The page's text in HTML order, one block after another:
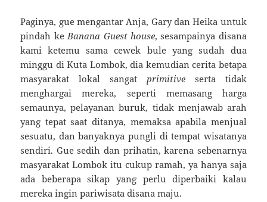
Paginya, gue mengantar Anja, Gary dan Heika untuk
pindah keBanana Guest house, sesampainya disana
kami ketemu sama cewek bule yang sudah dua
minggu di Kuta Lombok, dia kemudian cerita betapa
masyarakat lokal sangat primitiveserta tidak
menghargai mereka, seperti memasang harga
semaunya, pelayanan buruk, tidak menjawab arah
yang tepat saat ditanya, memaksa apabila menjual
sesuatu, dan banyaknya pungli di tempat wisatanya
sendiri. Gue sedih dan prihatin, karena sebenarnya
masyarakat Lombok itu cukup ramah, ya hanya saja
ada beberapa sikap yang perlu diperbaiki kalau
mereka ingin pariwisata disana maju.